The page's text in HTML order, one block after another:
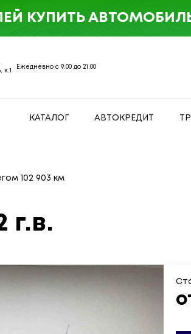
Ежедневно с 9:00 до 21:00
КАТАЛОГ АВТОКРЕДИТ
КУПИТЬ
102 903 км
г.в.